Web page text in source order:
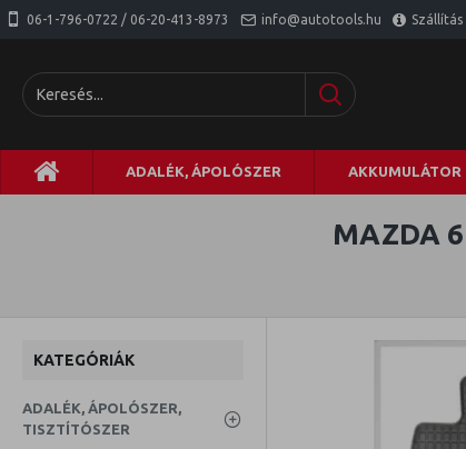
06-1-796-0722 / 06-20-413-8973 info@autotools.hu Szállítás
ADALÉK, ÁPOLÓSZER AKKUMULÁTOR
MAZDA
KATEGÓRIÁK
ADALÉK, ÁPOLÓSZER,
TISZTÍTÓSZER